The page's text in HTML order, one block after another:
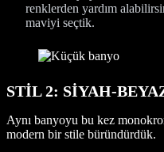
renklerden yardım
maviyi seçtik.
STİL 2: SİYAH-
Aynı banyoyu bu kez
modern bir stile büründürdük.